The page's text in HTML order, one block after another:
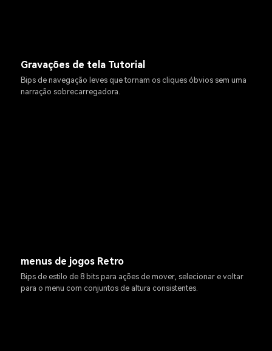
Gravações de tela Tutorial
Bips de navegação leves que tornam os cliques óbvios sem uma
narração sobrecarregadora.
menus de jogos Retro
Bips de estilo de 8 bits para ações de mover, selecionar e voltar
para o menu com conjuntos de altura consistentes.